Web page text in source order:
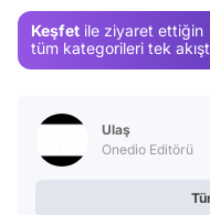
Keşfet ile ziyaret ettiğin
tüm kategorileri tek
Ulaş
Onedio Editörü